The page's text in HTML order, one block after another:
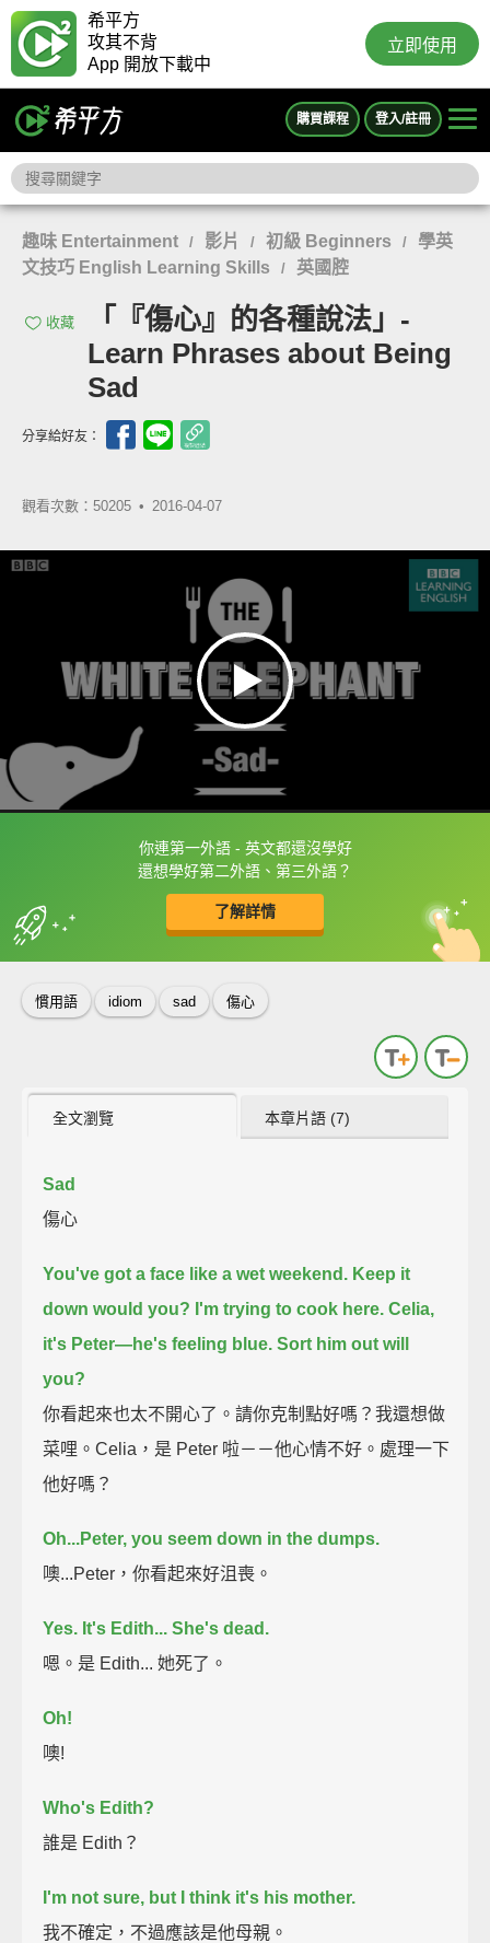
希平方
攻其不背
App 開放下載中
立即使用
購買課程 登入/註冊
趣味 Entertainment / 影片 / 初級 Beginners /
學英
文技巧 English Learning Skills
/ 英國腔
收藏
「『傷心』的各種說法」-
Learn Phrases about Being
Sad
分享給好友：
觀看次數：50205 • 2016-04-07
你連第一外語 - 英文都還沒學好
還想學好第二外語、第三外語？
了解詳情
框選或點兩下字幕可以直接查字典喔！
收錄佳句 中
英
慣用語 idiom sad 傷心
全文瀏覽 本章片語 (7)
Sad
傷心
You've got a face like a wet weekend. Keep it
down would you? I'm trying to cook here. Celia,
it's Peter—he's feeling blue. Sort him out will
you?
你看起來也太不開心了。請你克制點好嗎？我還想做
菜哩。Celia，是 Peter 啦－－他心情不好。處理一下
他好嗎？
Oh...Peter, you seem down in the dumps.
噢...Peter，你看起來好沮喪。
Yes. It's Edith... She's dead.
嗯。是 Edith... 她死了。
Oh!
噢!
Who's Edith?
誰是 Edith？
I'm not sure, but I think it's his mother.
我不確定，不過應該是他母親。